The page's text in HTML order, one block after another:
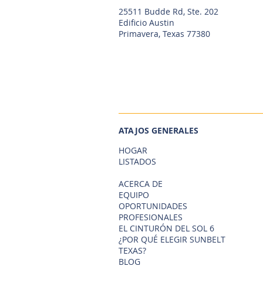
25511 Budde Rd, Ste. 202
Edificio Austin
Primavera, Texas 77380
ATAJOS GENERALES
HOGAR
LISTADOS
ACERCA DE
EQUIPO
OPORTUNIDADES
PROFESIONALES
EL CINTURÓN DEL SOL 6
¿POR QUÉ ELEGIR SUNBELT
TEXAS?
BLOG